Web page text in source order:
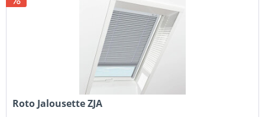
Roto Jalousette ZJA